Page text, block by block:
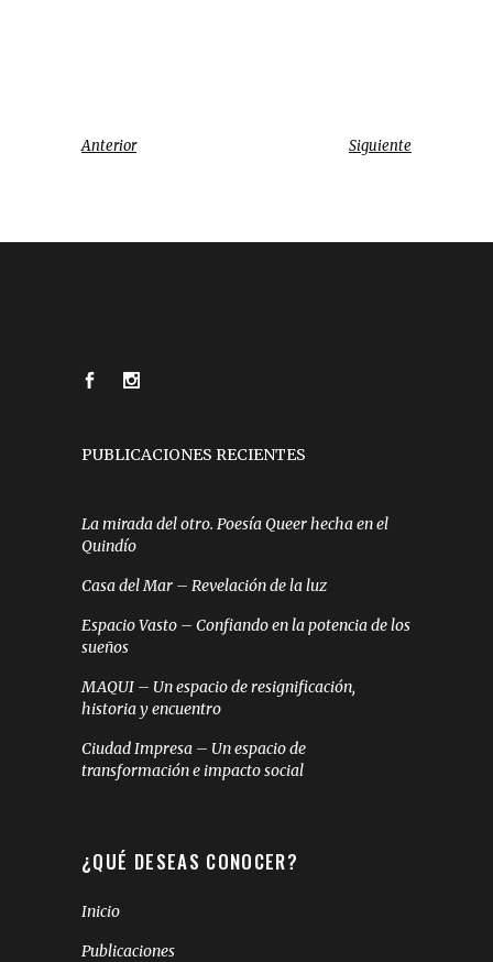
Anterior Siguiente
PUBLICACIONES RECIENTES
La mirada del otro. Poesía Queer hecha en el
Quindío
Casa del Mar – Revelación de la luz
Espacio Vasto – Confiando en la potencia de los
sueños
MAQUI – Un espacio de resignificación,
historia y encuentro
Ciudad Impresa – Un espacio de
transformación e impacto social
¿QUÉ DESEAS CONOCER?
Inicio
Publicaciones